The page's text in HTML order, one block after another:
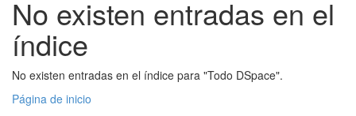
No existen entradas en el
índice
No existen entradas en el índice para "Todo DSpace".
Página de inicio